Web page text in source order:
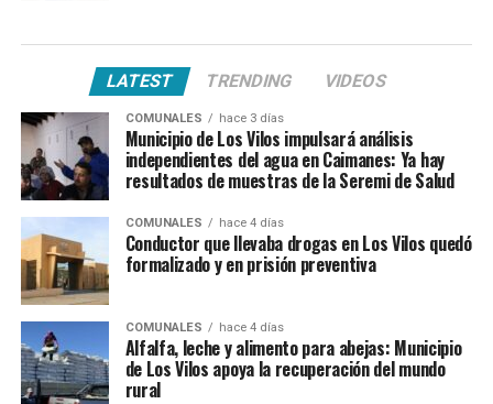
LATEST TRENDING VIDEOS
COMUNALES hace 3 días
Municipio de Los Vilos impulsará análisis
independientes del agua en Caimanes: Ya hay
resultados de muestras de la Seremi de Salud
COMUNALES hace 4 días
Conductor que llevaba drogas en Los Vilos quedó
formalizado y en prisión preventiva
COMUNALES hace 4 días
Alfalfa, leche y alimento para abejas: Municipio
de Los Vilos apoya la recuperación del mundo
rural